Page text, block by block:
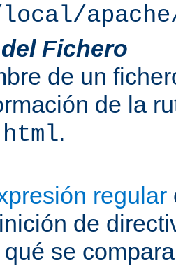
Fichero
de un
de la
.
regular
de
qué se